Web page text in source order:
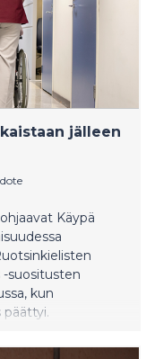
jälleen
Käypä
-suositusten
kun